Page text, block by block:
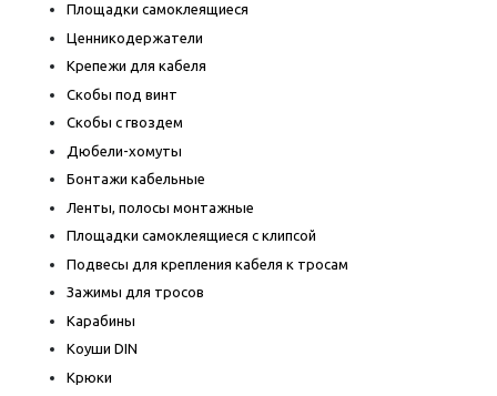
Площадки самоклеящиеся
Ценникодержатели
Крепежи для кабеля
Скобы под винт
Скобы с гвоздем
Дюбели-хомуты
Бонтажи кабельные
Ленты, полосы монтажные
Площадки самоклеящиеся с клипсой
Подвесы для крепления кабеля к тросам
Зажимы для тросов
Карабины
Коуши DIN
Крюки